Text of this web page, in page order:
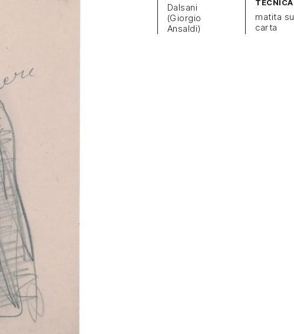
Dalsani
(Giorgio
Ansaldi)
TECNICA
matita su
carta